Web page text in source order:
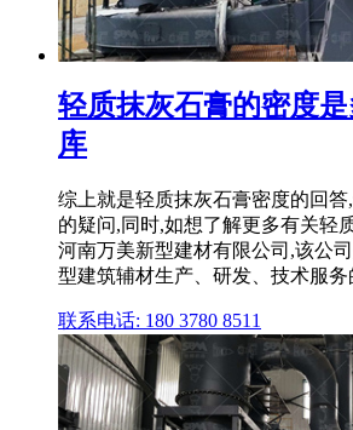
轻质抹灰石膏的密度
库
综上就是轻质抹灰石膏密度的回
的疑问,同时,如想了解更多有关轻
河南万美新型建材有限公司,该公
型建筑辅材生产、研发、技术服务
联系电话: 180 3780 8511